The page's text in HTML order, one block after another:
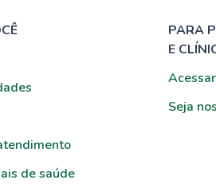
de saúde
PARA
E
Seja